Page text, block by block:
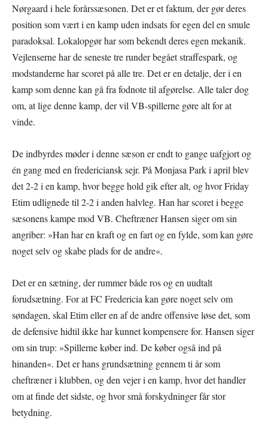
Nørgaard i hele forårssæsonen. Det er et faktum, der gør deres
position som vært i en kamp uden indsats for egen del en smule
paradoksal. Lokalopgør har som bekendt deres egen mekanik.
Vejlenserne har de seneste tre runder begået straffespark, og
modstanderne har scoret på alle tre. Det er en detalje, der i en
kamp som denne kan gå fra fodnote til afgørelse. Alle taler dog
om, at lige denne kamp, der vil VB-spillerne gøre alt for at
vinde.
De indbyrdes møder i denne sæson er endt to gange uafgjort og
én gang med en fredericiansk sejr. På Monjasa Park i april blev
det 2-2 i en kamp, hvor begge hold gik efter alt, og hvor Friday
Etim udlignede til 2-2 i anden halvleg. Han har scoret i begge
sæsonens kampe mod VB. Cheftræner Hansen siger om sin
angriber: »Han har en kraft og en fart og en fylde, som kan gøre
noget selv og skabe plads for de andre«.
Det er en sætning, der rummer både ros og en uudtalt
forudsætning. For at FC Fredericia kan gøre noget selv om
søndagen, skal Etim eller en af de andre offensive løse det, som
de defensive hidtil ikke har kunnet kompensere for. Hansen siger
om sin trup: »Spillerne køber ind. De køber også ind på
hinanden«. Det er hans grundsætning gennem ti år som
cheftræner i klubben, og den vejer i en kamp, hvor det handler
om at finde det sidste, og hvor små forskydninger får stor
betydning.